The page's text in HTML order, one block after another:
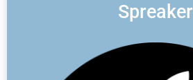
Spreaker